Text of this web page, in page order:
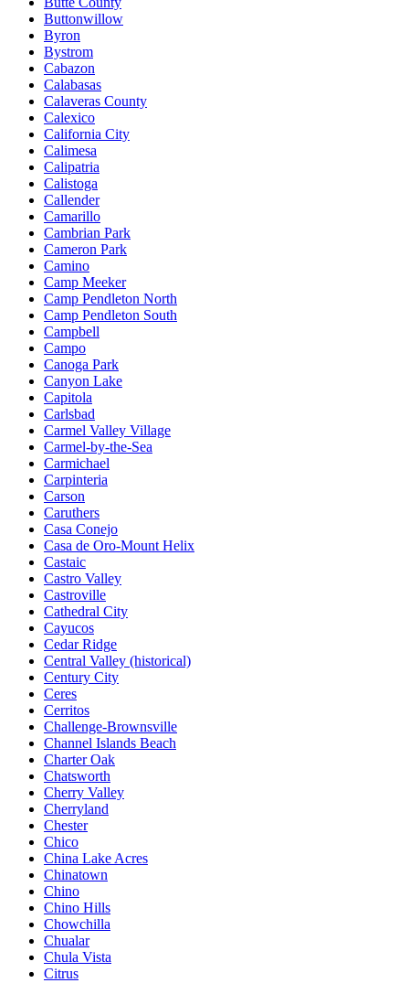
Buttonwillow
Byron
Bystrom
Cabazon
Calabasas
Calaveras County
Calexico
California City
Calimesa
Calipatria
Calistoga
Callender
Camarillo
Cambrian Park
Cameron Park
Camino
Camp Meeker
Camp Pendleton North
Camp Pendleton South
Campbell
Campo
Canoga Park
Canyon Lake
Capitola
Carlsbad
Carmel Valley Village
Carmel-by-the-Sea
Carmichael
Carpinteria
Carson
Caruthers
Casa Conejo
Casa de Oro-Mount Helix
Castaic
Castro Valley
Castroville
Cathedral City
Cayucos
Cedar Ridge
Central Valley (historical)
Century City
Ceres
Cerritos
Challenge-Brownsville
Channel Islands Beach
Charter Oak
Chatsworth
Cherry Valley
Cherryland
Chester
Chico
China Lake Acres
Chinatown
Chino
Chino Hills
Chowchilla
Chualar
Chula Vista
Citrus